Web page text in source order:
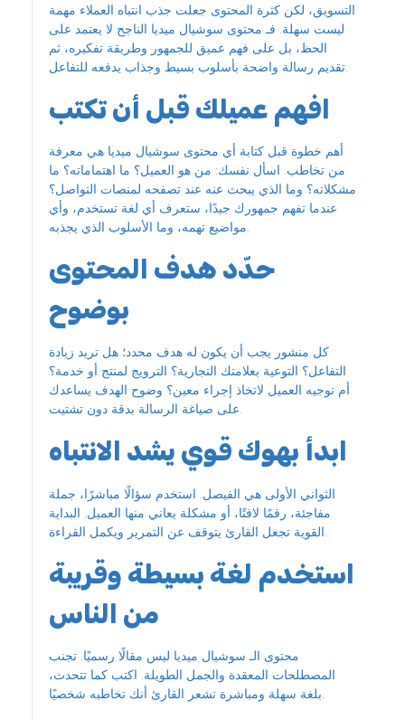
التسويق، لكن كثرة المحتوى جعلت جذب انتباه العملاء مهمة
ليست سهلة. فـ محتوى سوشيال ميديا الناجح لا يعتمد على
الحظ، بل على فهم عميق للجمهور وطريقة تفكيره، ثم
تقديم رسالة واضحة بأسلوب بسيط وجذاب يدفعه للتفاعل.
افهم عميلك قبل أن تكتب
أهم خطوة قبل كتابة أي محتوى سوشيال ميديا هي معرفة
من تخاطب. اسأل نفسك: من هو العميل؟ ما اهتماماته؟ ما
مشكلاته؟ وما الذي يبحث عنه عند تصفحه لمنصات التواصل؟
عندما تفهم جمهورك جيدًا، ستعرف أي لغة تستخدم، وأي
مواضيع تهمه، وما الأسلوب الذي يجذبه.
حدّد هدف المحتوى
بوضوح
كل منشور يجب أن يكون له هدف محدد؛ هل تريد زيادة
التفاعل؟ التوعية بعلامتك التجارية؟ الترويج لمنتج أو خدمة؟
أم توجيه العميل لاتخاذ إجراء معين؟ وضوح الهدف يساعدك
على صياغة الرسالة بدقة دون تشتيت.
ابدأ بهوك قوي يشد الانتباه
الثواني الأولى هي الفيصل. استخدم سؤالًا مباشرًا، جملة
مفاجئة، رقمًا لافتًا، أو مشكلة يعاني منها العميل. البداية
القوية تجعل القارئ يتوقف عن التمرير ويكمل القراءة.
استخدم لغة بسيطة وقريبة
من الناس
محتوى الـ سوشيال ميديا ليس مقالًا رسميًا. تجنب
المصطلحات المعقدة والجمل الطويلة. اكتب كما تتحدث،
بلغة سهلة ومباشرة تشعر القارئ أنك تخاطبه شخصيًا.